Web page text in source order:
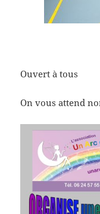
Ouvert à tous
On vous attend